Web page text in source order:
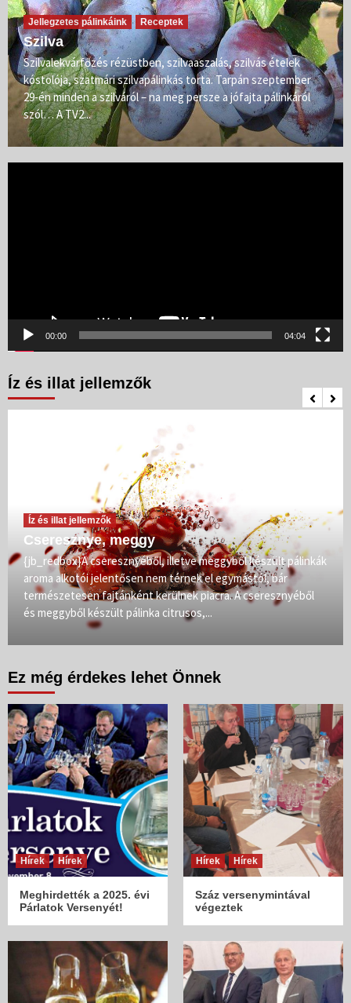
Jellegzetes pálinkáink Receptek
Szilva
Szilvalekvárfőzés rézüstben, szilvaaszalás, szilvás ételek
kóstolója, szatmári szilvapálinkás torta. Tarpán szeptember
29-én minden a szilváról – na meg persze a jófajta pálinkáról
szól… A TV2...
00:00 04:04
Íz és illat jellemzők
Íz és illat jellemzők
Cseresznye, meggy
{jb_redbox}A cseresznyéből, illetve meggyből készült pálinkák
aroma alkotói jelentősen nem térnek el egymástól, bár
természetesen fajtánként kerülnek piacra. A cseresznyéből
és meggyből készült pálinka citrusos,...
Ez még érdekes lehet Önnek
Hírek Hírek
Meghirdették a 2025. évi
Párlatok Versenyét!
Hírek Hírek
Száz versenymintával
végeztek